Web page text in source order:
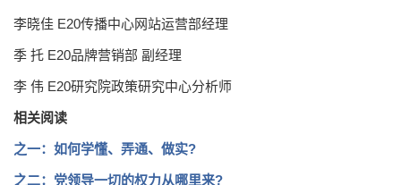
李晓佳 E20传播中心网站运营部经理
季 托 E20品牌营销部 副经理
李 伟 E20研究院政策研究中心分析师
相关阅读
之一：如何学懂、弄通、做实?
之二：党领导一切的权力从哪里来?